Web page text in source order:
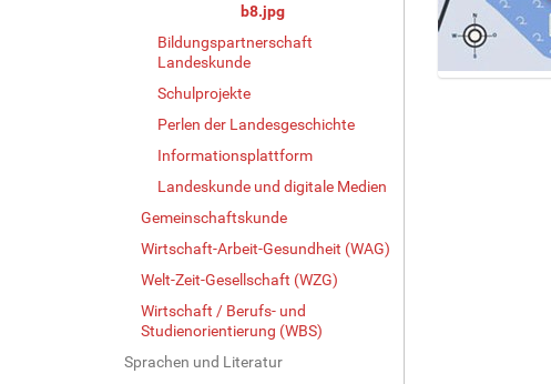
b8.jpg
Bildungspartnerschaft
Landeskunde
Schulprojekte
Perlen der Landesgeschichte
Informationsplattform
Landeskunde und digitale Medien
Gemeinschaftskunde
Wirtschaft-Arbeit-Gesundheit (WAG)
Welt-Zeit-Gesellschaft (WZG)
Wirtschaft / Berufs- und
Studienorientierung (WBS)
Sprachen und Literatur